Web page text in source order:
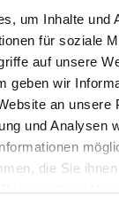
um Inhalte und
für soziale
auf unsere
geben wir
an unsere
und Analysen
die Sie
Ihrer
pro Klick auf